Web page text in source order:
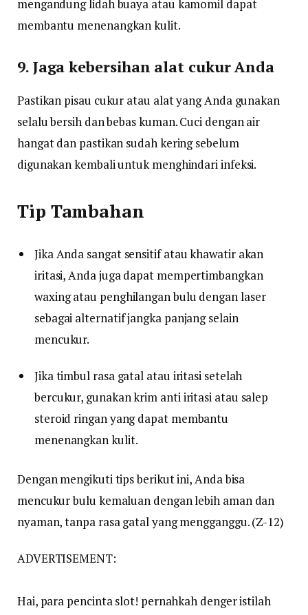
mengandung lidah buaya atau kamomil dapat
membantu menenangkan kulit.
9. Jaga kebersihan alat cukur Anda
Pastikan pisau cukur atau alat yang Anda gunakan
selalu bersih dan bebas kuman. Cuci dengan air
hangat dan pastikan sudah kering sebelum
digunakan kembali untuk menghindari infeksi.
Tip Tambahan
Jika Anda sangat sensitif atau khawatir akan
iritasi, Anda juga dapat mempertimbangkan
waxing atau penghilangan bulu dengan laser
sebagai alternatif jangka panjang selain
mencukur.
Jika timbul rasa gatal atau iritasi setelah
bercukur, gunakan krim anti iritasi atau salep
steroid ringan yang dapat membantu
menenangkan kulit.
Dengan mengikuti tips berikut ini, Anda bisa
mencukur bulu kemaluan dengan lebih aman dan
nyaman, tanpa rasa gatal yang mengganggu. (Z-12)
ADVERTISEMENT:
Hai, para pencinta slot! pernahkah denger istilah